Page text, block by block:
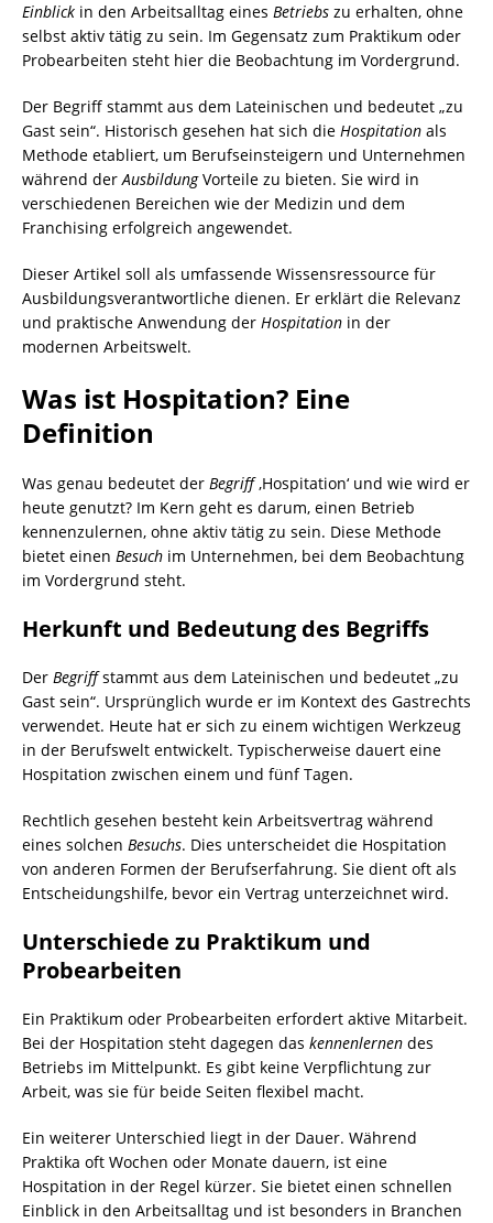
Einblick in den Arbeitsalltag eines Betriebs zu erhalten, ohne
selbst aktiv tätig zu sein. Im Gegensatz zum Praktikum oder
Probearbeiten steht hier die Beobachtung im Vordergrund.
Der Begriff stammt aus dem Lateinischen und bedeutet „zu
Gast sein“. Historisch gesehen hat sich die Hospitation als
Methode etabliert, um Berufseinsteigern und Unternehmen
während derAusbildungVorteile zu bieten. Sie wird in
verschiedenen Bereichen wie der Medizin und dem
Franchising erfolgreich angewendet.
Dieser Artikel soll als umfassende Wissensressource für
Ausbildungsverantwortliche dienen. Er erklärt die Relevanz
und praktische Anwendung der Hospitation in der
modernen Arbeitswelt.
Was ist Hospitation? Eine
Definition
Was genau bedeutet der Begriff‚Hospitation‘ und wie wird er
heute genutzt? Im Kern geht es darum, einen Betrieb
kennenzulernen, ohne aktiv tätig zu sein. Diese Methode
bietet einen Besuch im Unternehmen, bei dem Beobachtung
im Vordergrund steht.
Herkunft und Bedeutung des Begriffs
Der Begriffstammt aus dem Lateinischen und bedeutet „zu
Gast sein“. Ursprünglich wurde er im Kontext des Gastrechts
verwendet. Heute hat er sich zu einem wichtigen Werkzeug
in der Berufswelt entwickelt. Typischerweise dauert eine
Hospitation zwischen einem und fünf Tagen.
Rechtlich gesehen besteht kein Arbeitsvertrag während
eines solchen Besuchs. Dies unterscheidet die Hospitation
von anderen Formen der Berufserfahrung. Sie dient oft als
Entscheidungshilfe, bevor ein Vertrag unterzeichnet wird.
Unterschiede zu Praktikum und
Probearbeiten
Ein Praktikum oder Probearbeiten erfordert aktive Mitarbeit.
Bei der Hospitation steht dagegen das kennenlernen des
Betriebs im Mittelpunkt. Es gibt keine Verpflichtung zur
Arbeit, was sie für beide Seiten flexibel macht.
Ein weiterer Unterschied liegt in der Dauer. Während
Praktika oft Wochen oder Monate dauern, ist eine
Hospitation in der Regel kürzer. Sie bietet einen schnellen
Einblick in den Arbeitsalltag und ist besonders in Branchen